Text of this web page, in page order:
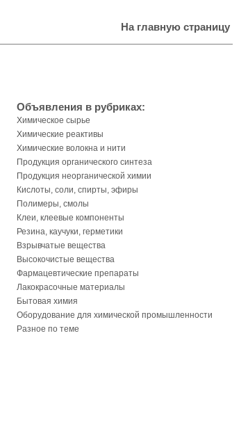
На главную страницу
Объявления в рубриках:
Химическое сырье
Химические реактивы
Химические волокна и нити
Продукция органического синтеза
Продукция неорганической химии
Кислоты, соли, спирты, эфиры
Полимеры, смолы
Клеи, клеевые компоненты
Резина, каучуки, герметики
Взрывчатые вещества
Высокочистые вещества
Фармацевтические препараты
Лакокрасочные материалы
Бытовая химия
Оборудование для химической промышленности
Разное по теме